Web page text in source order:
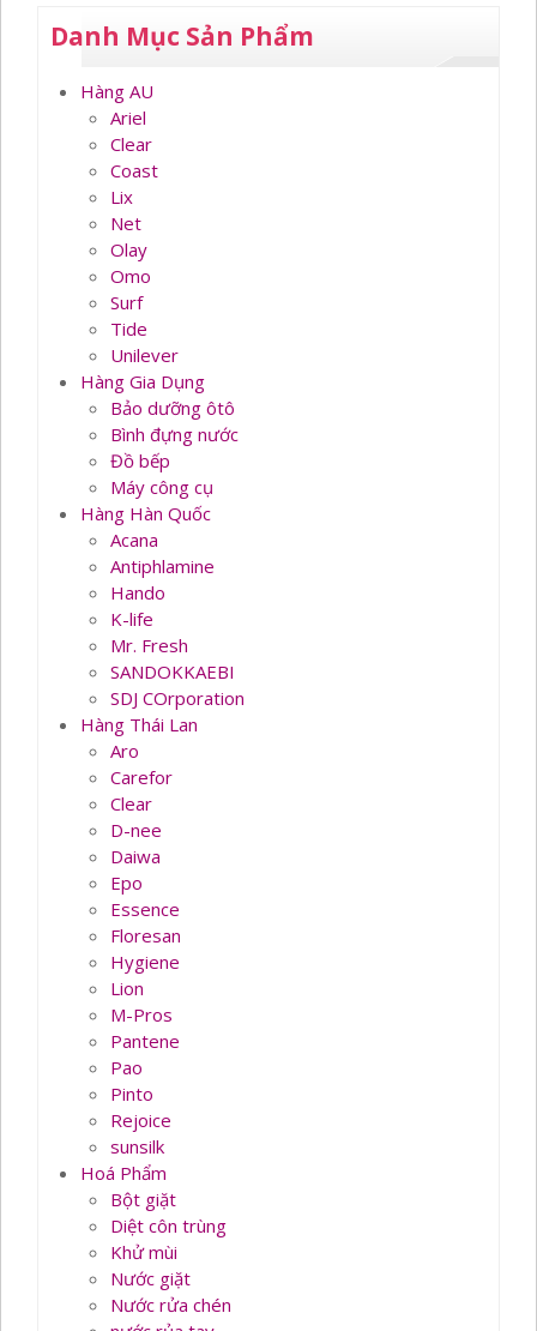
Danh Mục Sản Phẩm
Hàng AU
Ariel
Clear
Coast
Lix
Net
Olay
Omo
Surf
Tide
Unilever
Hàng Gia Dụng
Bảo dưỡng ôtô
Bình đựng nước
Đồ bếp
Máy công cụ
Hàng Hàn Quốc
Acana
Antiphlamine
Hando
K-life
Mr. Fresh
SANDOKKAEBI
SDJ COrporation
Hàng Thái Lan
Aro
Carefor
Clear
D-nee
Daiwa
Epo
Essence
Floresan
Hygiene
Lion
M-Pros
Pantene
Pao
Pinto
Rejoice
sunsilk
Hoá Phẩm
Bột giặt
Diệt côn trùng
Khử mùi
Nước giặt
Nước rửa chén